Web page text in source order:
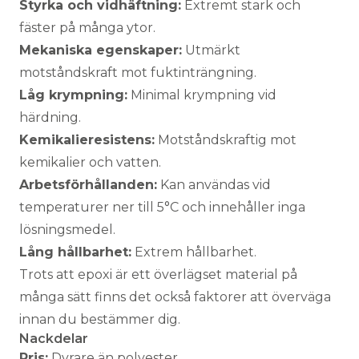
Styrka och vidhäftning: Extremt stark och
fäster på många ytor.
Mekaniska egenskaper: Utmärkt
motståndskraft mot fuktinträngning.
Låg krympning: Minimal krympning vid
härdning.
Kemikalieresistens: Motståndskraftig mot
kemikalier och vatten.
Arbetsförhållanden: Kan användas vid
temperaturer ner till 5°C och innehåller inga
lösningsmedel.
Lång hållbarhet: Extrem hållbarhet.
Trots att epoxi är ett överlägset material på
många sätt finns det också faktorer att överväga
innan du bestämmer dig.
Nackdelar